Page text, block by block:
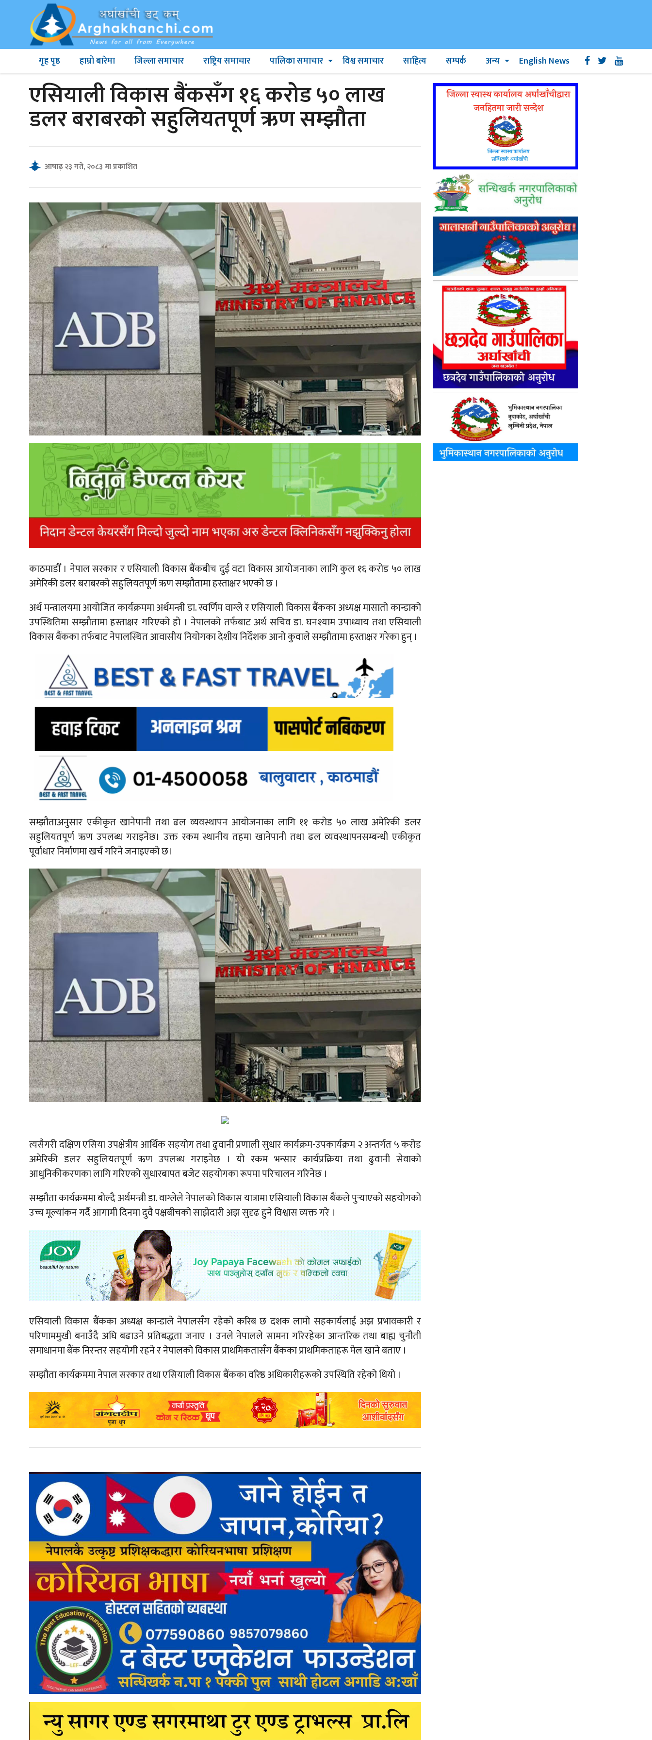
गृह पृष्ठ हाम्रो बारेमा जिल्ला समाचार राष्ट्रिय समाचार पालिका समाचार विश्व समाचार साहित्य सम्पर्क अन्य English News
एसियाली विकास बैंकसँग १६ करोड ५० लाख
डलर बराबरको सहुलियतपूर्ण ऋण सम्झौता
आषाढ़ २३ गते, २०८३ मा प्रकाशित
काठमाडौँ । नेपाल सरकार र एसियाली विकास बैंकबीच दुई वटा विकास आयोजनाका लागि कुल १६ करोड ५० लाख
अमेरिकी डलर बराबरको सहुलियतपूर्ण ऋण सम्झौतामा हस्ताक्षर भएको छ ।
अर्थ मन्त्रालयमा आयोजित कार्यक्रममा अर्थमन्त्री डा. स्वर्णिम वाग्ले र एसियाली विकास बैंकका अध्यक्ष मासातो कान्डाको
उपस्थितिमा सम्झौतामा हस्ताक्षर गरिएको हो । नेपालको तर्फबाट अर्थ सचिव डा. घनश्याम उपाध्याय तथा एसियाली
विकास बैंकका तर्फबाट नेपालस्थित आवासीय नियोगका देशीय निर्देशक आनो कुवाले सम्झौतामा हस्ताक्षर गरेका हुन् ।
सम्झौताअनुसार एकीकृत खानेपानी तथा ढल व्यवस्थापन आयोजनाका लागि ११ करोड ५० लाख अमेरिकी डलर
सहुलियतपूर्ण ऋण उपलब्ध गराइनेछ। उक्त रकम स्थानीय तहमा खानेपानी तथा ढल व्यवस्थापनसम्बन्धी एकीकृत
पूर्वाधार निर्माणमा खर्च गरिने जनाइएको छ।
त्यसैगरी दक्षिण एसिया उपक्षेत्रीय आर्थिक सहयोग तथा ढुवानी प्रणाली सुधार कार्यक्रम-उपकार्यक्रम २ अन्तर्गत ५ करोड
अमेरिकी डलर सहुलियतपूर्ण ऋण उपलब्ध गराइनेछ । यो रकम भन्सार कार्यप्रक्रिया तथा ढुवानी सेवाको
आधुनिकीकरणका लागि गरिएको सुधारबापत बजेट सहयोगका रूपमा परिचालन गरिनेछ ।
सम्झौता कार्यक्रममा बोल्दै अर्थमन्त्री डा. वाग्लेले नेपालको विकास यात्रामा एसियाली विकास बैंकले पुर्‍याएको सहयोगको
उच्च मूल्यांकन गर्दै आगामी दिनमा दुवै पक्षबीचको साझेदारी अझ सुदृढ हुने विश्वास व्यक्त गरे ।
एसियाली विकास बैंकका अध्यक्ष कान्डाले नेपालसँग रहेको करिब छ दशक लामो सहकार्यलाई अझ प्रभावकारी र
परिणाममुखी बनाउँदै अघि बढाउने प्रतिबद्धता जनाए । उनले नेपालले सामना गरिरहेका आन्तरिक तथा बाह्य चुनौती
समाधानमा बैंक निरन्तर सहयोगी रहने र नेपालको विकास प्राथमिकतासँग बैंकका प्राथमिकताहरू मेल खाने बताए ।
सम्झौता कार्यक्रममा नेपाल सरकार तथा एसियाली विकास बैंकका वरिष्ठ अधिकारीहरूको उपस्थिति रहेको थियो ।